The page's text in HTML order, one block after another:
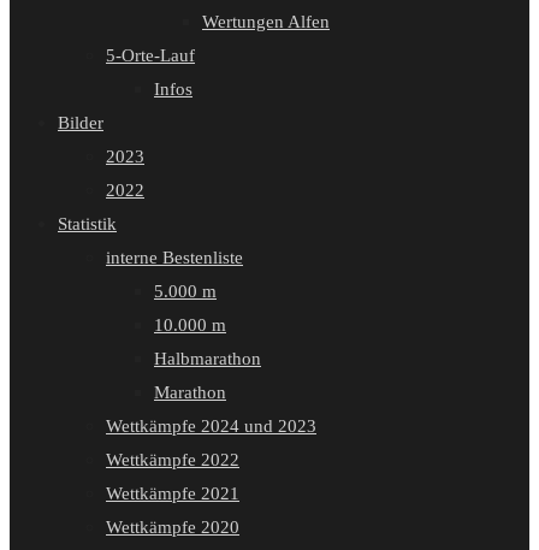
Wertungen Alfen
5-Orte-Lauf
Infos
Bilder
2023
2022
Statistik
interne Bestenliste
5.000 m
10.000 m
Halbmarathon
Marathon
Wettkämpfe 2024 und 2023
Wettkämpfe 2022
Wettkämpfe 2021
Wettkämpfe 2020